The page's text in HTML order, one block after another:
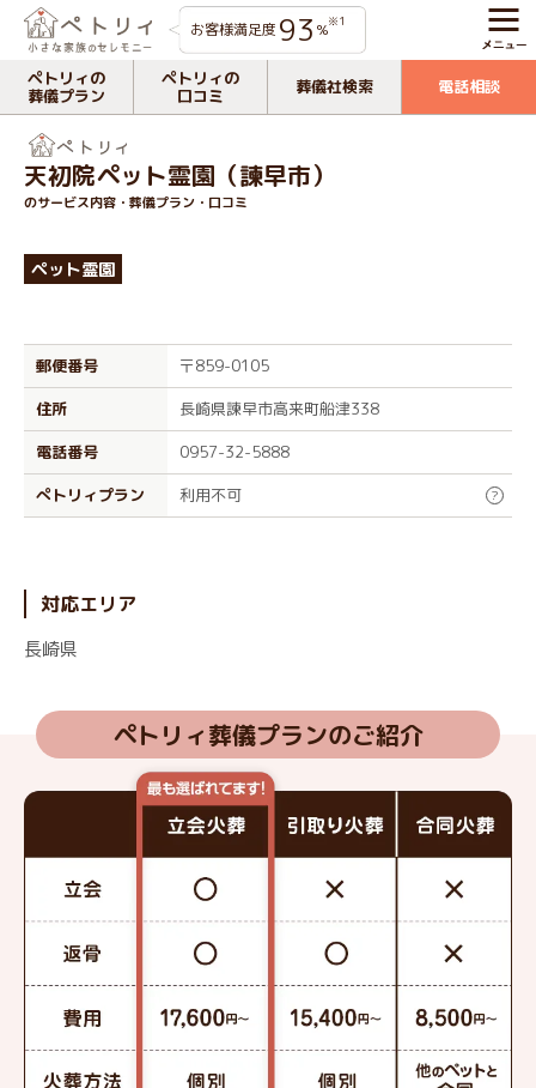
お客様満足度 93 %※1
ペトリィの
葬儀プラン
ペトリィの
口コミ
葬儀社検索 電話相談
天初院ペット霊園（諫早市）
のサービス内容・葬儀プラン・口コミ
ペット霊園
郵便番号
〒859-0105
住所
長崎県諫早市高来町船津338
電話番号
0957-32-5888
ぺトリィプラン
利用不可 ?
対応エリア
長崎県
ペトリィ葬儀プランのご紹介